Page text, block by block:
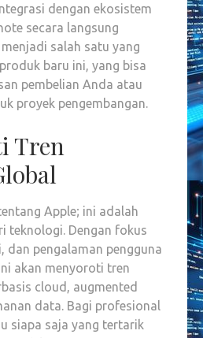
dengan ekosistem
secara langsung
salah satu yang
baru ini, yang bisa
pembelian Anda atau
proyek pengembangan.
Tren
Apple; ini adalah
teknologi. Dengan fokus
dan pengalaman pengguna
akan menyoroti tren
cloud, augmented
data. Bagi profesional
siapa saja yang tertarik